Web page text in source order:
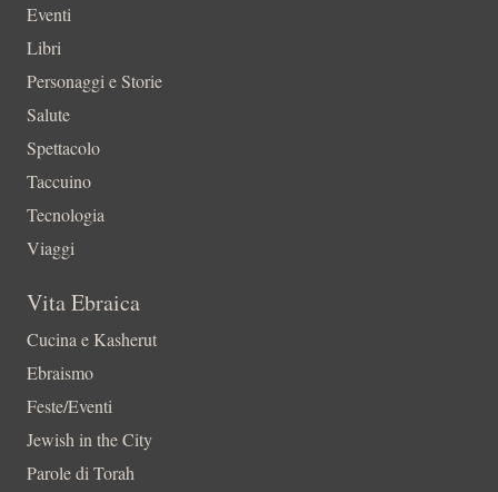
Eventi
Libri
Personaggi e Storie
Salute
Spettacolo
Taccuino
Tecnologia
Viaggi
Vita Ebraica
Cucina e Kasherut
Ebraismo
Feste/Eventi
Jewish in the City
Parole di Torah